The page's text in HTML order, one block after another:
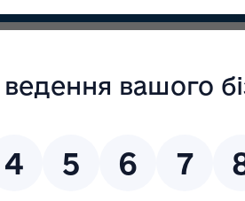
засобів, крові та
сертифікація
22.09.2017 р. взяти участь у
застосування вимог Закон України